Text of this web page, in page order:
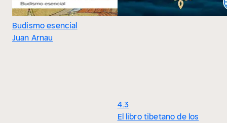
Budismo esencial
Juan Arnau
4.3
El libro tibetano de los